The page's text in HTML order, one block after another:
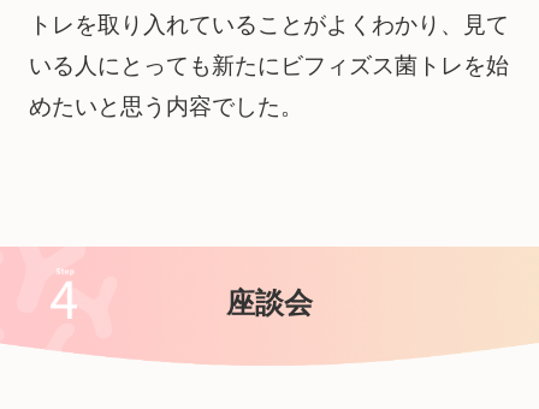
トレを取り入れていることがよくわかり、見て
いる人にとっても新たにビフィズス菌トレを始
めたいと思う内容でした。
座談会